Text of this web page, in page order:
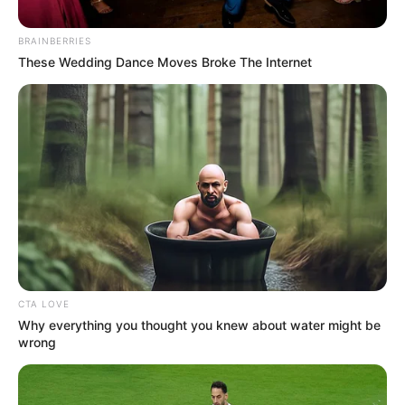
Federación Colombiana de Ciclismo
Etapa 2 de la Vuelta a Colombia Femenina
Por:Daniel Zabala
Abril 15, 2025
COMPARTIR
BRAINBERRIES
These Wedding Dance Moves Broke The Internet
CTA LOVE
Why everything you thought you knew about water might be
wrong